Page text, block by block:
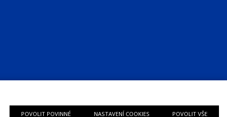
POVOLIT POVINNÉ NASTAVENÍ COOKIES POVOLIT VŠE